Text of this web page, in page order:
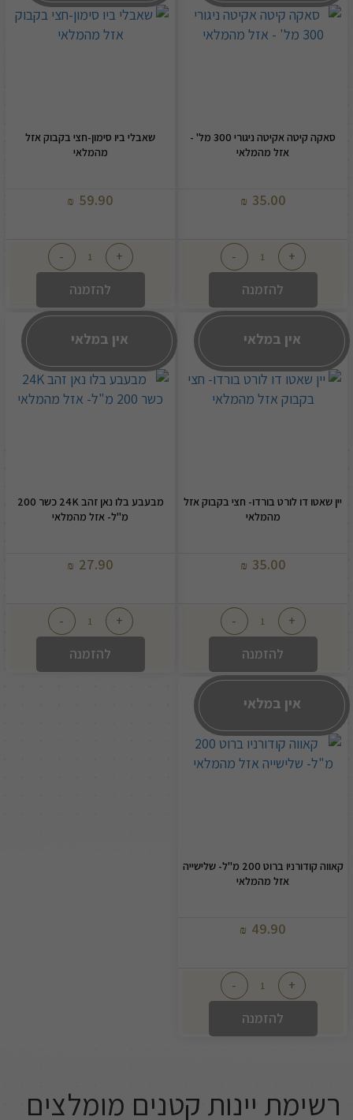
סאקה קיטה אקיטה ניגורי 300 מל' -
אזל מהמלאי
35.00
₪
+
-
להזמנה
שאבלי ביו סימון-חצי בקבוק אזל
מהמלאי
59.90
₪
+
-
להזמנה
אין במלאי
יין שאטו דו לורט בורדו- חצי בקבוק אזל
מהמלאי
35.00
₪
+
-
להזמנה
אין במלאי
מבעבע בלו נאן זהב 24K כשר 200
מ"ל- אזל מהמלאי
27.90
₪
+
-
להזמנה
אין במלאי
קאווה קודורניו ברוט 200 מ"ל- שלישייה
אזל מהמלאי
49.90
₪
+
-
להזמנה
רשימת יינות קטנים מומלצים